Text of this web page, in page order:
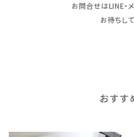
お問合せはLINE・
お待ちし
おすす